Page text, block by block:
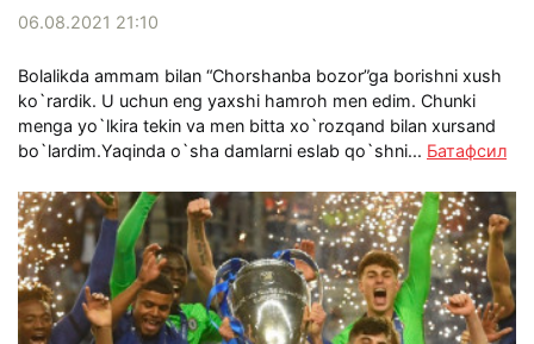
06.08.2021 21:10
Bolalikda ammam bilan “Chorshanba bozor”ga borishni xush
ko`rardik. U uchun eng yaxshi hamroh men edim. Chunki
menga yo`lkira tekin va men bitta xo`rozqand bilan xursand
bo`lardim.Yaqinda o`sha damlarni eslab qo`shni... Батафсил